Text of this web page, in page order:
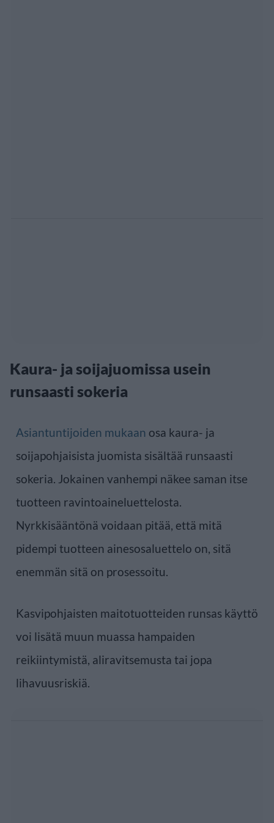
Kaura- ja soijajuomissa usein
runsaasti sokeria
Asiantuntijoiden mukaan osa kaura- ja
soijapohjaisista juomista sisältää runsaasti
sokeria. Jokainen vanhempi näkee saman itse
tuotteen ravintoaineluettelosta.
Nyrkkisääntönä voidaan pitää, että mitä
pidempi tuotteen ainesosaluettelo on, sitä
enemmän sitä on prosessoitu.
Kasvipohjaisten maitotuotteiden runsas käyttö
voi lisätä muun muassa hampaiden
reikiintymistä, aliravitsemusta tai jopa
lihavuusriskiä.